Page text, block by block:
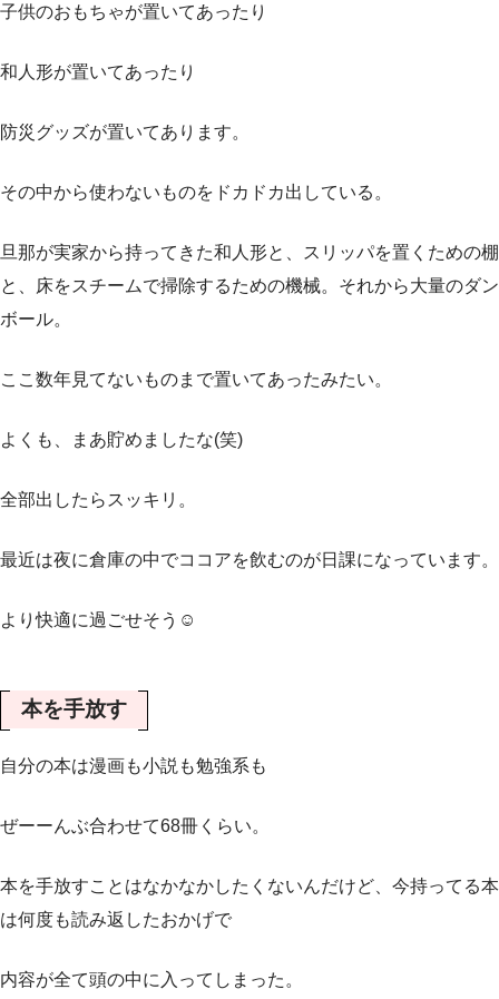
子供のおもちゃが置いてあったり
和人形が置いてあったり
防災グッズが置いてあります。
その中から使わないものをドカドカ出している。
旦那が実家から持ってきた和人形と、スリッパを置くための棚
と、床をスチームで掃除するための機械。それから大量のダン
ボール。
ここ数年見てないものまで置いてあったみたい。
よくも、まあ貯めましたな(笑)
全部出したらスッキリ。
最近は夜に倉庫の中でココアを飲むのが日課になっています。
より快適に過ごせそう☺️
本を手放す
自分の本は漫画も小説も勉強系も
ぜーーんぶ合わせて68冊くらい。
本を手放すことはなかなかしたくないんだけど、今持ってる本
は何度も読み返したおかげで
内容が全て頭の中に入ってしまった。